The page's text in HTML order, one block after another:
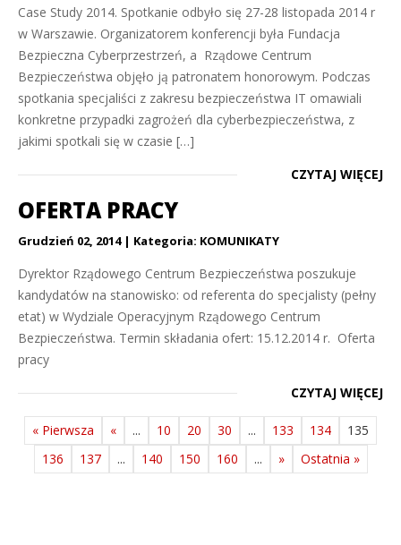
Case Study 2014. Spotkanie odbyło się 27-28 listopada 2014 r
w Warszawie. Organizatorem konferencji była Fundacja
Bezpieczna Cyberprzestrzeń, a Rządowe Centrum
Bezpieczeństwa objęło ją patronatem honorowym. Podczas
spotkania specjaliści z zakresu bezpieczeństwa IT omawiali
konkretne przypadki zagrożeń dla cyberbezpieczeństwa, z
jakimi spotkali się w czasie […]
CZYTAJ WIĘCEJ
OFERTA PRACY
Grudzień 02, 2014 Kategoria: KOMUNIKATY
Dyrektor Rządowego Centrum Bezpieczeństwa poszukuje
kandydatów na stanowisko: od referenta do specjalisty (pełny
etat) w Wydziale Operacyjnym Rządowego Centrum
Bezpieczeństwa. Termin składania ofert: 15.12.2014 r. Oferta
pracy
CZYTAJ WIĘCEJ
« Pierwsza « ... 10 20 30 ... 133 134
135
136
137 ... 140 150 160 ... » Ostatnia »